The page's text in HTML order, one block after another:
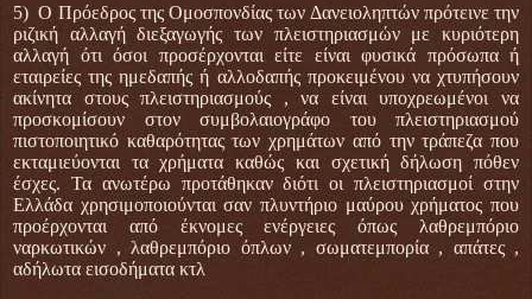
5) Ο Πρόεδρος της Ομοσπονδίας των Δανειοληπτών πρότεινε την
ριζική αλλαγή διεξαγωγής των πλειστηριασμών με κυριότερη
αλλαγή ότι όσοι προσέρχονται είτε είναι φυσικά πρόσωπα ή
εταιρείες της ημεδαπής ή αλλοδαπής προκειμένου να χτυπήσουν
ακίνητα στους πλειστηριασμούς , να είναι υποχρεωμένοι να
προσκομίσουν στον συμβολαιογράφο του πλειστηριασμού
πιστοποιητικό καθαρότητας των χρημάτων από την τράπεζα που
εκταμιεύονται τα χρήματα καθώς και σχετική δήλωση πόθεν
έσχες. Τα ανωτέρω προτάθηκαν διότι οι πλειστηριασμοί στην
Ελλάδα χρησιμοποιούνται σαν πλυντήριο μαύρου χρήματος που
προέρχονται από έκνομες ενέργειες όπως λαθρεμπόριο
ναρκωτικών , λαθρεμπόριο όπλων , σωματεμπορία , απάτες ,
αδήλωτα εισοδήματα κτλ